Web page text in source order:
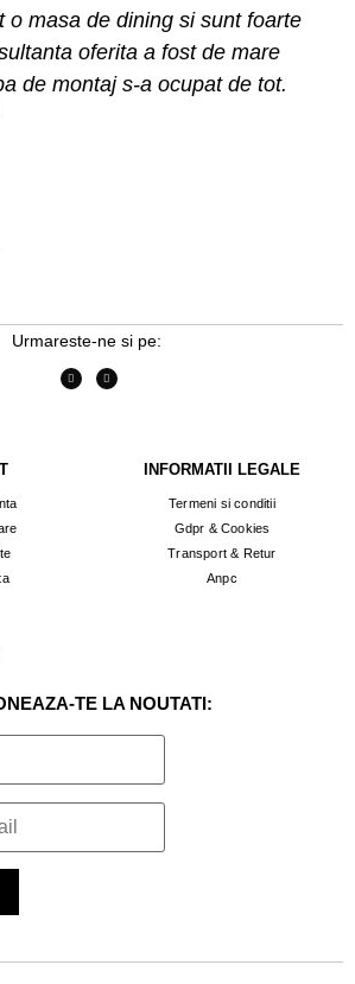
o masa de dining si sunt foarte
oferita a fost de mare
de montaj s-a ocupat de tot.
Urmareste-ne si pe:
INFORMATII LEGALE
Termeni si conditii
Gdpr & Cookies
Transport & Retur
Anpc
TE LA NOUTATI: